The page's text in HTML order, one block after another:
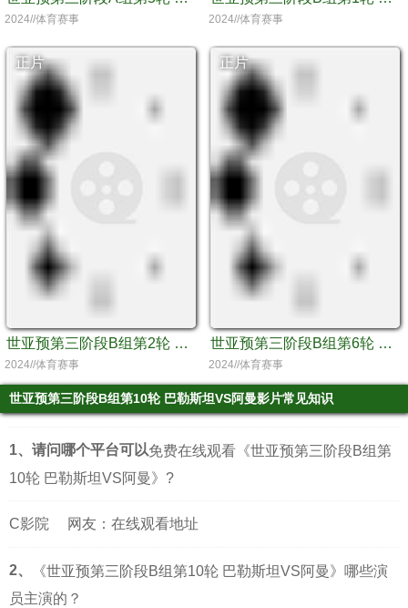
2024//体育赛事 2024//体育赛事
正片
世亚预第三阶段B组第2轮 阿曼vs韩国
2024//体育赛事
正片
世亚预第三阶段B组第6轮 阿曼vs伊拉克
2024//体育赛事
世亚预第三阶段B组第10轮 巴勒斯坦VS阿曼影片常见知识
1、请问哪个平台可以免费在线观看《世亚预第三阶段B组第
10轮 巴勒斯坦VS阿曼》?
C影院 网友：在线观看地址
2、
《世亚预第三阶段B组第10轮 巴勒斯坦VS阿曼》哪些演
员主演的？